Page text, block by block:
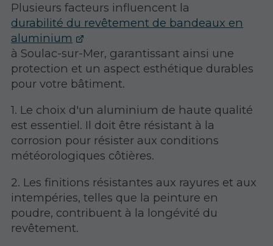
Plusieurs facteurs influencent la
durabilité du revêtement de bandeaux en
aluminium
à Soulac-sur-Mer, garantissant ainsi une
protection et un aspect esthétique durables
pour votre bâtiment.
1. Le choix d'un aluminium de haute qualité
est essentiel. Il doit être résistant à la
corrosion pour résister aux conditions
météorologiques côtières.
2. Les finitions résistantes aux rayures et aux
intempéries, telles que la peinture en
poudre, contribuent à la longévité du
revêtement.